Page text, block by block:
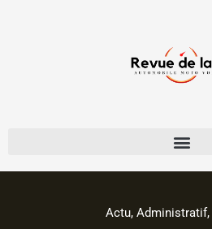
Actu, Administratif,